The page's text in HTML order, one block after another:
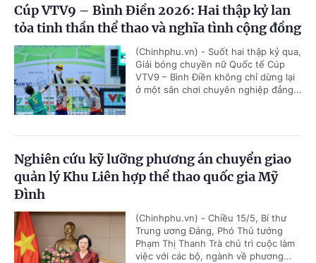
Cúp VTV9 – Bình Điền 2026: Hai thập kỷ lan
tỏa tinh thần thể thao và nghĩa tình cộng đồng
(Chinhphu.vn) - Suốt hai thập kỷ qua,
Giải bóng chuyền nữ Quốc tế Cúp
VTV9 – Bình Điền không chỉ dừng lại
ở một sân chơi chuyên nghiệp đẳng...
Nghiên cứu kỹ lưỡng phương án chuyển giao
quản lý Khu Liên hợp thể thao quốc gia Mỹ
Đình
(Chinhphu.vn) - Chiều 15/5, Bí thư
Trung ương Đảng, Phó Thủ tướng
Phạm Thị Thanh Trà chủ trì cuộc làm
việc với các bộ, ngành về phương...